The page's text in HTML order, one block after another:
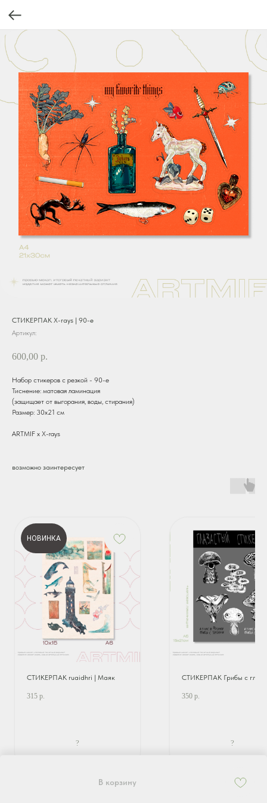
СТИКЕРПАК X-rays | 90-е
Артикул:
600,00 р.
В корзину
Набор стикеров с резкой - 90-е
Тиснение: матовая ламинация
(защищает от выгорания, воды, стирания)
Размер: 30х21 см
ARTMIF х X-rays
возможно заинтересует
НОВИНКА
СТИКЕРПАК ruaidhri | Маяк
315 р.
?
СТИКЕРПАК Грибы с
350 р.
?